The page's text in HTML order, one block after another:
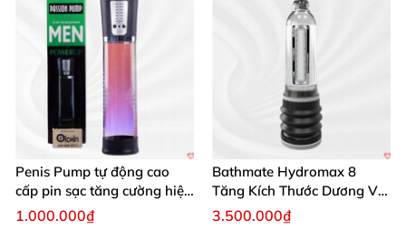
Penis Pump tự động cao
cấp pin sạc tăng cường hiệu
quả mua ngay
1.000.000₫
Bathmate Hydromax 8
Tăng Kích Thước Dương Vật
An Toàn Hiệu Quả
3.500.000₫